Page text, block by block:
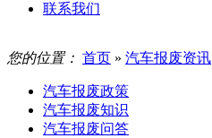
联系我们
您的位置： 首页 » 汽车报废资讯
汽车报废政策
汽车报废知识
汽车报废问答